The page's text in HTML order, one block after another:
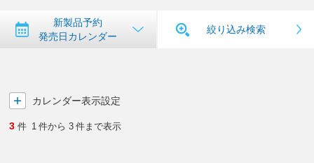
新製品予約
発売日カレンダー
絞り込み検索
カレンダー表示設定
3 件 1 件から 3 件まで表示